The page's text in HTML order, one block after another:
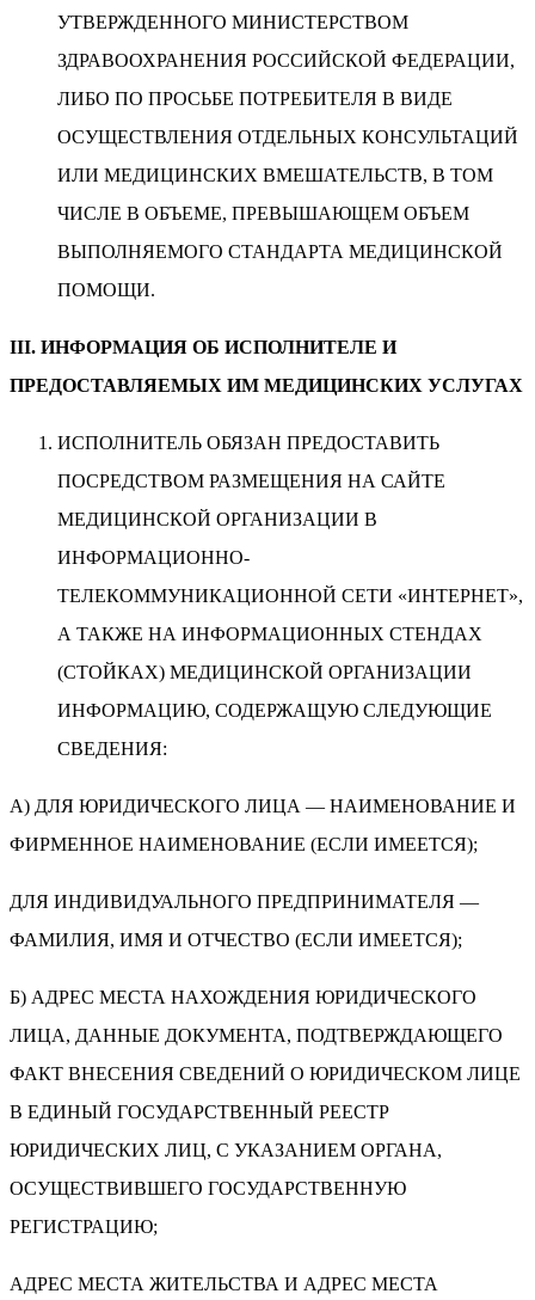
УТВЕРЖДЕННОГО МИНИСТЕРСТВОМ
ЗДРАВООХРАНЕНИЯ РОССИЙСКОЙ ФЕДЕРАЦИИ,
ЛИБО ПО ПРОСЬБЕ ПОТРЕБИТЕЛЯ В ВИДЕ
ОСУЩЕСТВЛЕНИЯ ОТДЕЛЬНЫХ КОНСУЛЬТАЦИЙ
ИЛИ МЕДИЦИНСКИХ ВМЕШАТЕЛЬСТВ, В ТОМ
ЧИСЛЕ В ОБЪЕМЕ, ПРЕВЫШАЮЩЕМ ОБЪЕМ
ВЫПОЛНЯЕМОГО СТАНДАРТА МЕДИЦИНСКОЙ
ПОМОЩИ.
III. ИНФОРМАЦИЯ ОБ ИСПОЛНИТЕЛЕ И
ПРЕДОСТАВЛЯЕМЫХ ИМ МЕДИЦИНСКИХ УСЛУГАХ
ИСПОЛНИТЕЛЬ ОБЯЗАН ПРЕДОСТАВИТЬ
ПОСРЕДСТВОМ РАЗМЕЩЕНИЯ НА САЙТЕ
МЕДИЦИНСКОЙ ОРГАНИЗАЦИИ В
ИНФОРМАЦИОННО-
ТЕЛЕКОММУНИКАЦИОННОЙ СЕТИ «ИНТЕРНЕТ»,
А ТАКЖЕ НА ИНФОРМАЦИОННЫХ СТЕНДАХ
(СТОЙКАХ) МЕДИЦИНСКОЙ ОРГАНИЗАЦИИ
ИНФОРМАЦИЮ, СОДЕРЖАЩУЮ СЛЕДУЮЩИЕ
СВЕДЕНИЯ:
А) ДЛЯ ЮРИДИЧЕСКОГО ЛИЦА — НАИМЕНОВАНИЕ И
ФИРМЕННОЕ НАИМЕНОВАНИЕ (ЕСЛИ ИМЕЕТСЯ);
ДЛЯ ИНДИВИДУАЛЬНОГО ПРЕДПРИНИМАТЕЛЯ —
ФАМИЛИЯ, ИМЯ И ОТЧЕСТВО (ЕСЛИ ИМЕЕТСЯ);
Б) АДРЕС МЕСТА НАХОЖДЕНИЯ ЮРИДИЧЕСКОГО
ЛИЦА, ДАННЫЕ ДОКУМЕНТА, ПОДТВЕРЖДАЮЩЕГО
ФАКТ ВНЕСЕНИЯ СВЕДЕНИЙ О ЮРИДИЧЕСКОМ ЛИЦЕ
В ЕДИНЫЙ ГОСУДАРСТВЕННЫЙ РЕЕСТР
ЮРИДИЧЕСКИХ ЛИЦ, С УКАЗАНИЕМ ОРГАНА,
ОСУЩЕСТВИВШЕГО ГОСУДАРСТВЕННУЮ
РЕГИСТРАЦИЮ;
АДРЕС МЕСТА ЖИТЕЛЬСТВА И АДРЕС МЕСТА